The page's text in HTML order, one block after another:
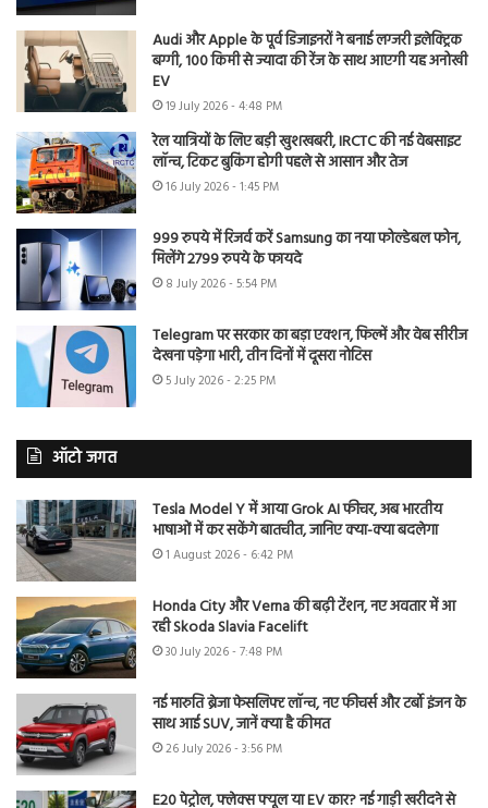
Audi और Apple के पूर्व डिजाइनरों ने बनाई लग्जरी इलेक्ट्रिक
बग्गी, 100 किमी से ज्यादा की रेंज के साथ आएगी यह अनोखी
EV
19 July 2026 - 4:48 PM
रेल यात्रियों के लिए बड़ी खुशखबरी, IRCTC की नई वेबसाइट
लॉन्च, टिकट बुकिंग होगी पहले से आसान और तेज
16 July 2026 - 1:45 PM
999 रुपये में रिजर्व करें Samsung का नया फोल्डेबल फोन,
मिलेंगे 2799 रुपये के फायदे
8 July 2026 - 5:54 PM
Telegram पर सरकार का बड़ा एक्शन, फिल्में और वेब सीरीज
देखना पड़ेगा भारी, तीन दिनों में दूसरा नोटिस
5 July 2026 - 2:25 PM
ऑटो जगत
Tesla Model Y में आया Grok AI फीचर, अब भारतीय
भाषाओं में कर सकेंगे बातचीत, जानिए क्या-क्या बदलेगा
1 August 2026 - 6:42 PM
Honda City और Verna की बढ़ी टेंशन, नए अवतार में आ
रही Skoda Slavia Facelift
30 July 2026 - 7:48 PM
नई मारुति ब्रेजा फेसलिफ्ट लॉन्च, नए फीचर्स और टर्बो इंजन के
साथ आई SUV, जानें क्या है कीमत
26 July 2026 - 3:56 PM
E20 पेट्रोल, फ्लेक्स फ्यूल या EV कार? नई गाड़ी खरीदने से